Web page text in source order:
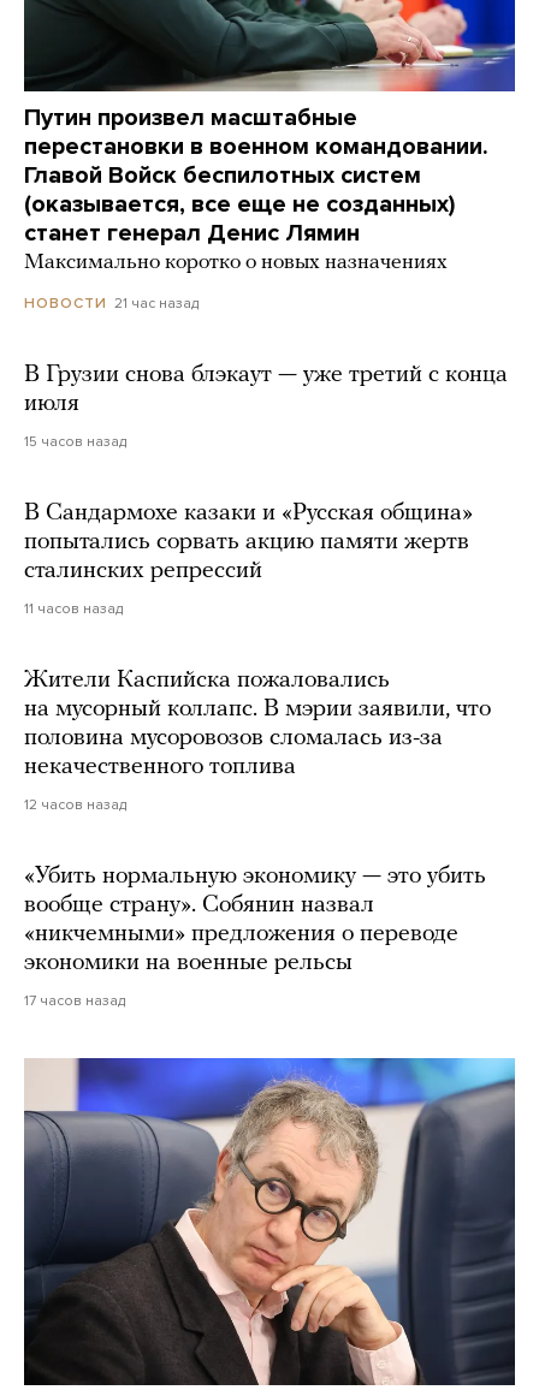
Путин произвел масштабные
перестановки в военном командовании.
Главой Войск беспилотных систем
(оказывается, все еще не созданных)
станет генерал Денис Лямин
Максимально коротко о новых назначениях
НОВОСТИ 21 час назад
В Грузии снова блэкаут — уже третий с конца
июля
15 часов назад
В Сандармохе казаки и «Русская община»
попытались сорвать акцию памяти жертв
сталинских репрессий
11 часов назад
Жители Каспийска пожаловались
на мусорный коллапс. В мэрии заявили, что
половина мусоровозов сломалась из-за
некачественного топлива
12 часов назад
«Убить нормальную экономику — это убить
вообще страну». Собянин назвал
«никчемными» предложения о переводе
экономики на военные рельсы
17 часов назад